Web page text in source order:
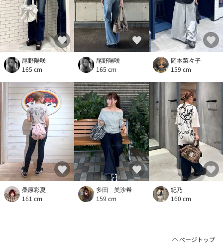
尾野陽咲
165 cm
尾野陽咲
165 cm
岡本菜々子
159 cm
桑原彩夏
161 cm
多田 美沙希
159 cm
紀乃
160 cm
ページトップ